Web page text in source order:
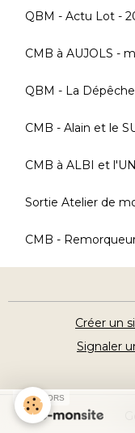
QBM - Actu Lot -
CMB à AUJOLS -
QBM - La
CMB - Alain et le
CMB à ALBI et
Sortie Atelier de
CMB -
Créer un
Signaler
SPONSORS